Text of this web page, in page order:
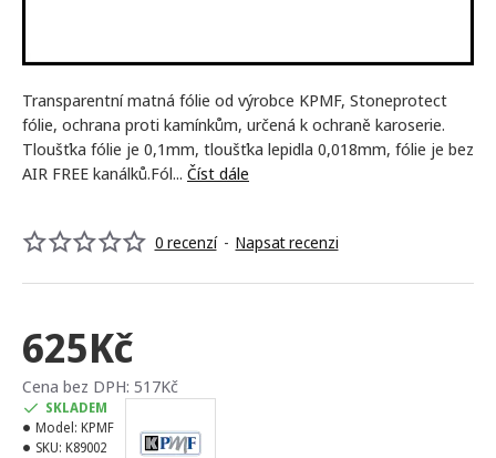
Transparentní​ matná fólie od výrobce KPMF, Stoneprotect
fólie, ochrana proti kamínkům, určená k ochraně karoserie.
Tloušťka fólie je 0,1mm, tloušťka lepidla 0,018mm, fólie je bez
AIR FREE kanálků.Fól... Číst dále
0 recenzí - Napsat recenzi
625Kč
Cena bez DPH: 517Kč
SKLADEM
Model: KPMF
SKU: K89002